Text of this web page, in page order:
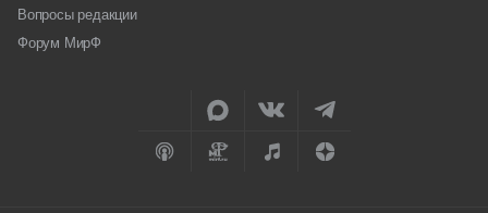
Вопросы редакции
Форум МирФ